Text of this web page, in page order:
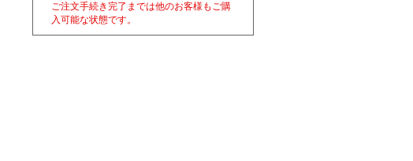
ご注文手続き完了までは他のお客様もご購
入可能な状態です。